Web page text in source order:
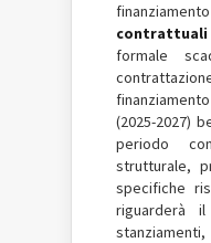
contrattuali
formale
(2025-2027)
periodo
strutturale,
specifiche
riguarderà il